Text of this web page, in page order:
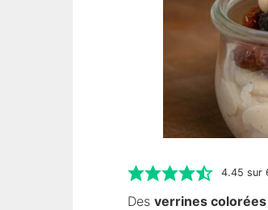
4.45 sur
Des verrines colorées